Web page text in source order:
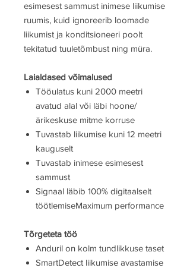
esimesest sammust inimese liikumise
ruumis, kuid ignoreerib loomade
liikumist ja konditsioneeri poolt
tekitatud tuuletõmbust ning müra.
Laialdased võimalused
Tööulatus kuni 2000 meetri
avatud alal või läbi hoone/
ärikeskuse mitme korruse
Tuvastab liikumise kuni 12 meetri
kauguselt
Tuvastab inimese esimesest
sammust
Signaal läbib 100% digitaalselt
töötlemiseMaximum performance
Tõrgeteta töö
Anduril on kolm tundlikkuse taset
SmartDetect liikumise avastamise